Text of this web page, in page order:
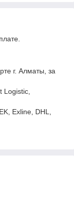
г. Алматы, за
Exline, DHL,